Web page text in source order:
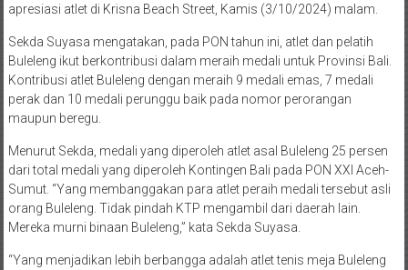
apresiasi atlet di Krisna Beach Street, Kamis (3/10/2024) malam.
Sekda Suyasa mengatakan, pada PON tahun ini, atlet dan pelatih
Buleleng ikut berkontribusi dalam meraih medali untuk Provinsi Bali.
Kontribusi atlet Buleleng dengan meraih 9 medali emas, 7 medali
perak dan 10 medali perunggu baik pada nomor perorangan
maupun beregu.
Menurut Sekda, medali yang diperoleh atlet asal Buleleng 25 persen
dari total medali yang diperoleh Kontingen Bali pada PON XXI Aceh-
Sumut. “Yang membanggakan para atlet peraih medali tersebut asli
orang Buleleng. Tidak pindah KTP mengambil dari daerah lain.
Mereka murni binaan Buleleng,” kata Sekda Suyasa.
“Yang menjadikan lebih berbangga adalah atlet tenis meja Buleleng